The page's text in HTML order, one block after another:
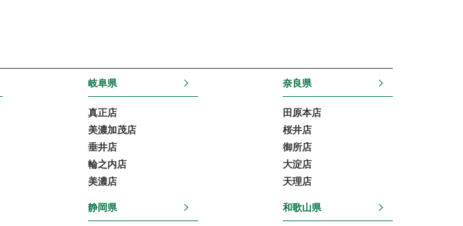
岐阜県
真正店
美濃加茂店
垂井店
輪之内店
美濃店
静岡県
奈良県
田原本店
桜井店
御所店
大淀店
天理店
和歌山県